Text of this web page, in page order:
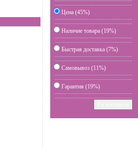
Цена (45%)
Наличие товара (19%)
Быстрая доставка (7%)
Самовывоз (11%)
Гарантия (19%)